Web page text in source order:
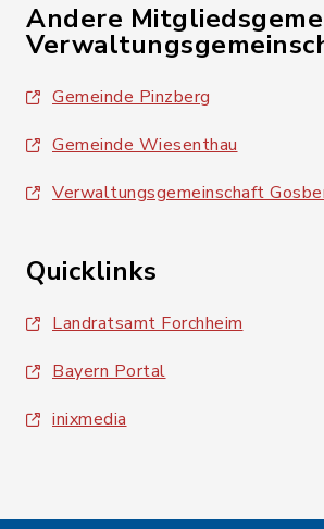
Andere
Gemeinde Pinzberg
Gemeinde Wiesenthau
Verwaltungsgemeinschaft
Quicklinks
Landratsamt Forchheim
Bayern Portal
inixmedia